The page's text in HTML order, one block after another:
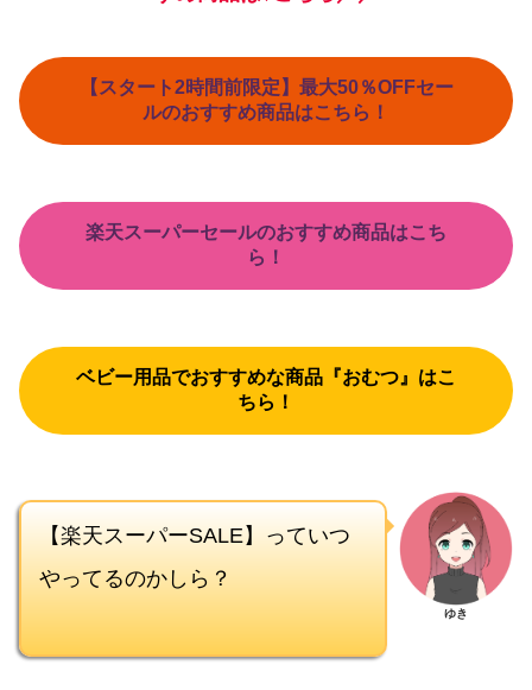
【スタート2時間前限定】最大50％OFFセー
ルのおすすめ商品はこちら！
楽天スーパーセールのおすすめ商品はこち
ら！
ベビー用品でおすすめな商品『おむつ』はこ
ちら！
【楽天スーパーSALE】っていつ
やってるのかしら？
ゆき